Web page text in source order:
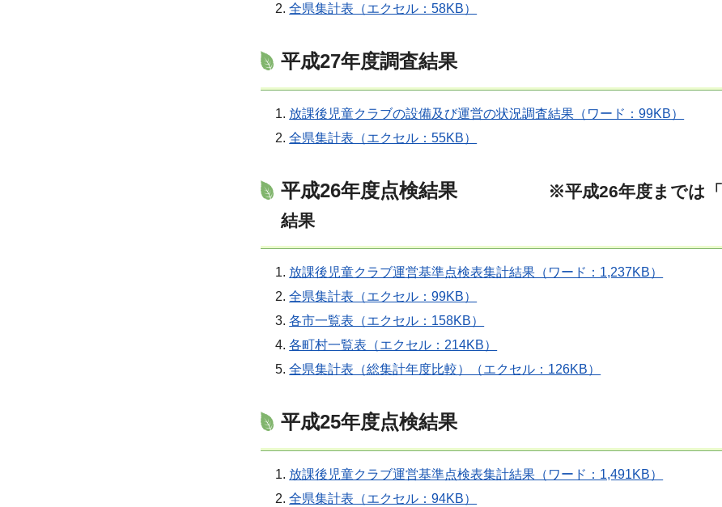
全県集計表（エクセル：58KB）
平成27年度調査結果
放課後児童クラブの設備及び運営の状況調査結果（ワード：99KB）
全県集計表（エクセル：55KB）
平成26年度点検結果
※平成26年度までは
結果
放課後児童クラブ運営基準点検表集計結果（ワード：1,237KB）
全県集計表（エクセル：99KB）
各市一覧表（エクセル：158KB）
各町村一覧表（エクセル：214KB）
全県集計表（総集計年度比較）（エクセル：126KB）
平成25年度点検結果
放課後児童クラブ運営基準点検表集計結果（ワード：1,491KB）
全県集計表（エクセル：94KB）